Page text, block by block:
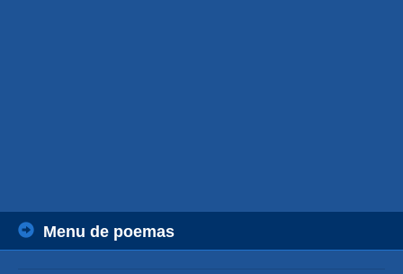
Menu de poemas